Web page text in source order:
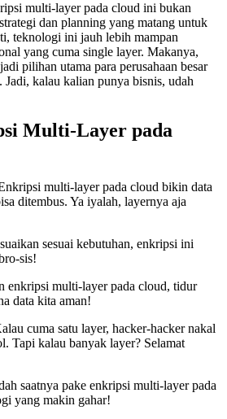
multi-layer pada cloud ini bukan
dan planning yang matang untuk
teknologi ini jauh lebih mampan
yang cuma single layer. Makanya,
pilihan utama para perusahaan besar
Jadi, kalau kalian punya bisnis, udah
Multi-Layer pada
multi-layer pada cloud bikin data
ditembus. Ya iyalah, layernya aja
sesuai kebutuhan, enkripsi ini
sis!
enkripsi multi-layer pada cloud, tidur
data kita aman!
cuma satu layer, hacker-hacker nakal
Tapi kalau banyak layer? Selamat
saatnya pake enkripsi multi-layer pada
yang makin gahar!